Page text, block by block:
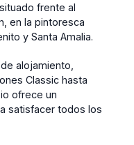
frente al
en la pintoresca
y Santa Amalia.
alojamiento,
Classic hasta
ofrece un
satisfacer todos los